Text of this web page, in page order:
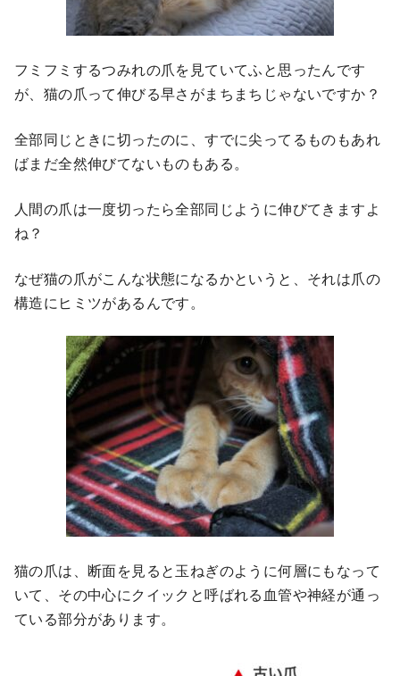
フミフミするつみれの爪を見ていてふと思ったんです
が、猫の爪って伸びる早さがまちまちじゃないですか？
全部同じときに切ったのに、すでに尖ってるものもあれ
ばまだ全然伸びてないものもある。
人間の爪は一度切ったら全部同じように伸びてきますよ
ね？
なぜ猫の爪がこんな状態になるかというと、それは爪の
構造にヒミツがあるんです。
猫の爪は、断面を見ると玉ねぎのように何層にもなって
いて、その中心にクイックと呼ばれる血管や神経が通っ
ている部分があります。